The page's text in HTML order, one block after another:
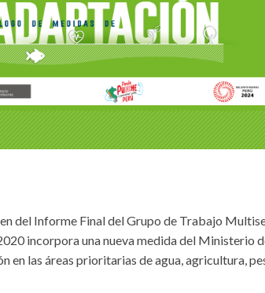
del Informe Final del Grupo de Trabajo
incorpora una nueva medida del Ministerio
en las áreas prioritarias de agua, agricultura,